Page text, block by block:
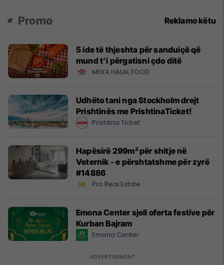
Promo Reklamo këtu
5 ide të thjeshta për sanduiçë që
mund t’i përgatisni çdo ditë
MEKA HALAL FOOD
Udhëto tani nga Stockholm drejt
Prishtinës me PrishtinaTicket!
Prishtina Ticket
Hapësirë 299m² për shitje në
Veternik - e përshtatshme për zyrë
#14886
Pro Real Estate
Emona Center sjell oferta festive për
Kurban Bajram
Emona Center